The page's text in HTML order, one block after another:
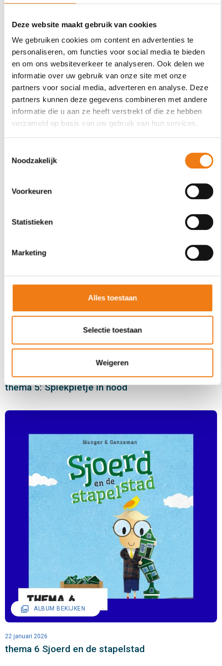
Deze website maakt gebruik van cookies
We gebruiken cookies om content en advertenties te
personaliseren, om functies voor social media te bieden
en om ons websiteverkeer te analyseren. Ook delen we
informatie over uw gebruik van onze site met onze
partners voor social media, adverteren en analyse. Deze
partners kunnen deze gegevens combineren met andere
informatie die u aan ze heeft verstrekt of die ze hebben
verzameld op basis van uw gebruik van hun services.
Noodzakelijk
Voorkeuren
Statistieken
Marketing
Alles toestaan
Selectie toestaan
Weigeren
filter ALBUM BEKIJKEN
25 november 2025
thema 4: Eefje Donkerblauw
filter ALBUM BEKIJKEN
18 december 2025
thema 5: Spiekpietje in nood
filter ALBUM BEKIJKEN
22 januari 2026
thema 6 Sjoerd en de stapelstad